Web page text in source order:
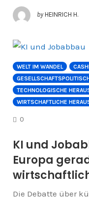
by HEINRICH H.
WELT IM WANDEL
TECHNOLOGISCHE
WIRTSCHAFTLICHE
0
KI und
Europa
Die Debatte über